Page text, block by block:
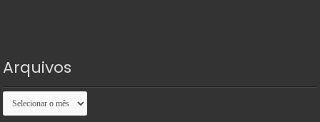
Arquivos
Arquivos